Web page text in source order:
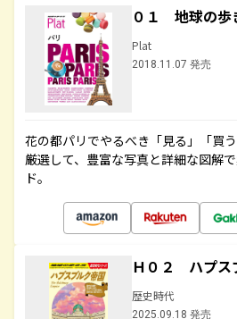
０１ 地球の
Plat
2018.11.07 発売
花の都パリでやるべき「見る」「買
厳選して、豊富な写真と詳細な図解
ド。
Ｈ０２ ハプス
歴史時代
2025.09.18 発売